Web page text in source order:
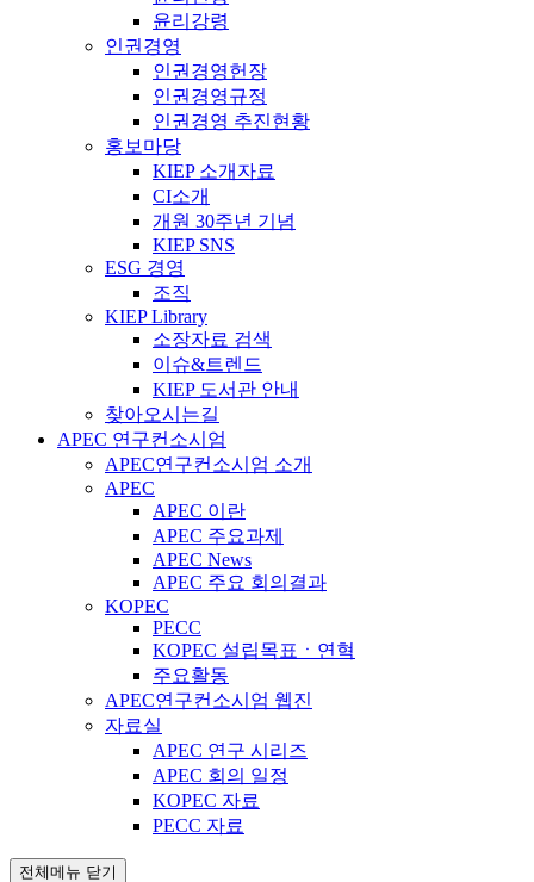
윤리강령
인권경영
인권경영헌장
인권경영규정
인권경영 추진현황
홍보마당
KIEP 소개자료
CI소개
개원 30주년 기념
KIEP SNS
ESG 경영
조직
KIEP Library
소장자료 검색
이슈&트렌드
KIEP 도서관 안내
찾아오시는길
APEC 연구컨소시엄
APEC연구컨소시엄 소개
APEC
APEC 이란
APEC 주요과제
APEC News
APEC 주요 회의결과
KOPEC
PECC
KOPEC 설립목표ㆍ연혁
주요활동
APEC연구컨소시엄 웹진
자료실
APEC 연구 시리즈
APEC 회의 일정
KOPEC 자료
PECC 자료
전체메뉴 닫기